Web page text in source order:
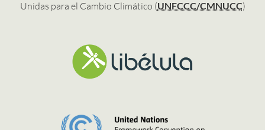
Unidas para el Cambio Climático (UNFCCC/CMNUCC)